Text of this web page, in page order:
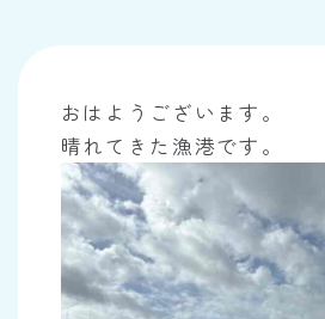
おはようございます。
晴れてきた漁港です。